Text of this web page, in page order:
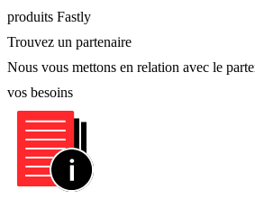
produits Fastly
Trouvez un partenaire
Nous vous mettons en relation avec le
vos besoins